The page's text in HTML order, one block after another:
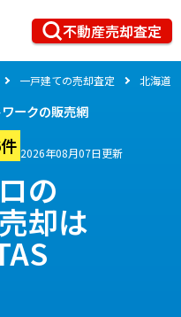
不動産売却査定
一戸建ての売却査定 北海道
ークの販売網
2026年08月07日更新
の
却は